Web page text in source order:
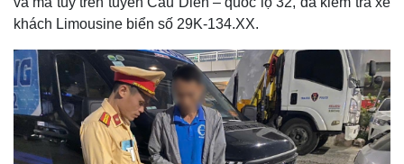
khách Limousine biển số 29K-134.XX.